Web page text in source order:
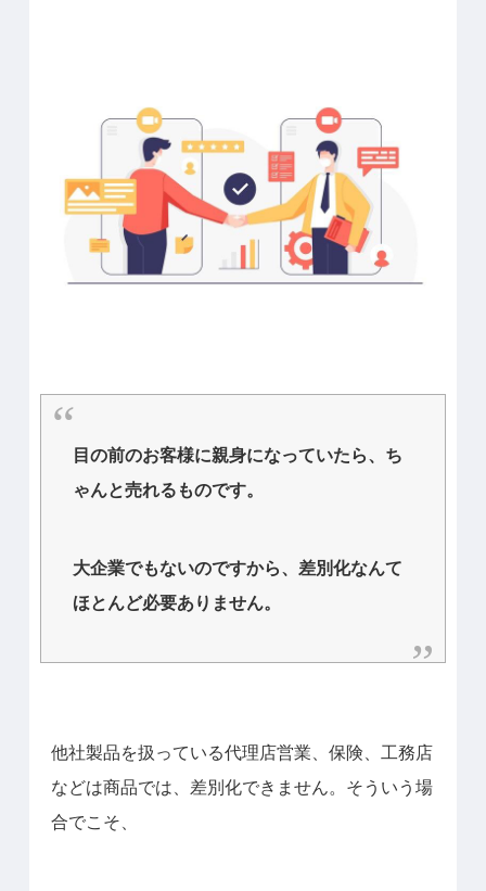
目の前のお客様に親身になっていたら、ち
ゃんと売れるものです。
大企業でもないのですから、差別化なんて
ほとんど必要ありません。
他社製品を扱っている代理店営業、保険、工務店
などは商品では、差別化できません。そういう場
合でこそ、